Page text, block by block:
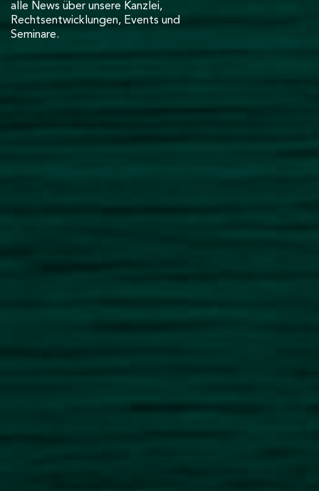
alle News über unsere Kanzlei,
Rechtsentwicklungen, Events und
Seminare.